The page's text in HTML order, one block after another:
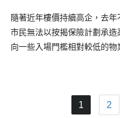
隨著近年樓價持續高企，去
市民無法以按揭保險計劃承
向一些入場門檻相對較低的物
1 2